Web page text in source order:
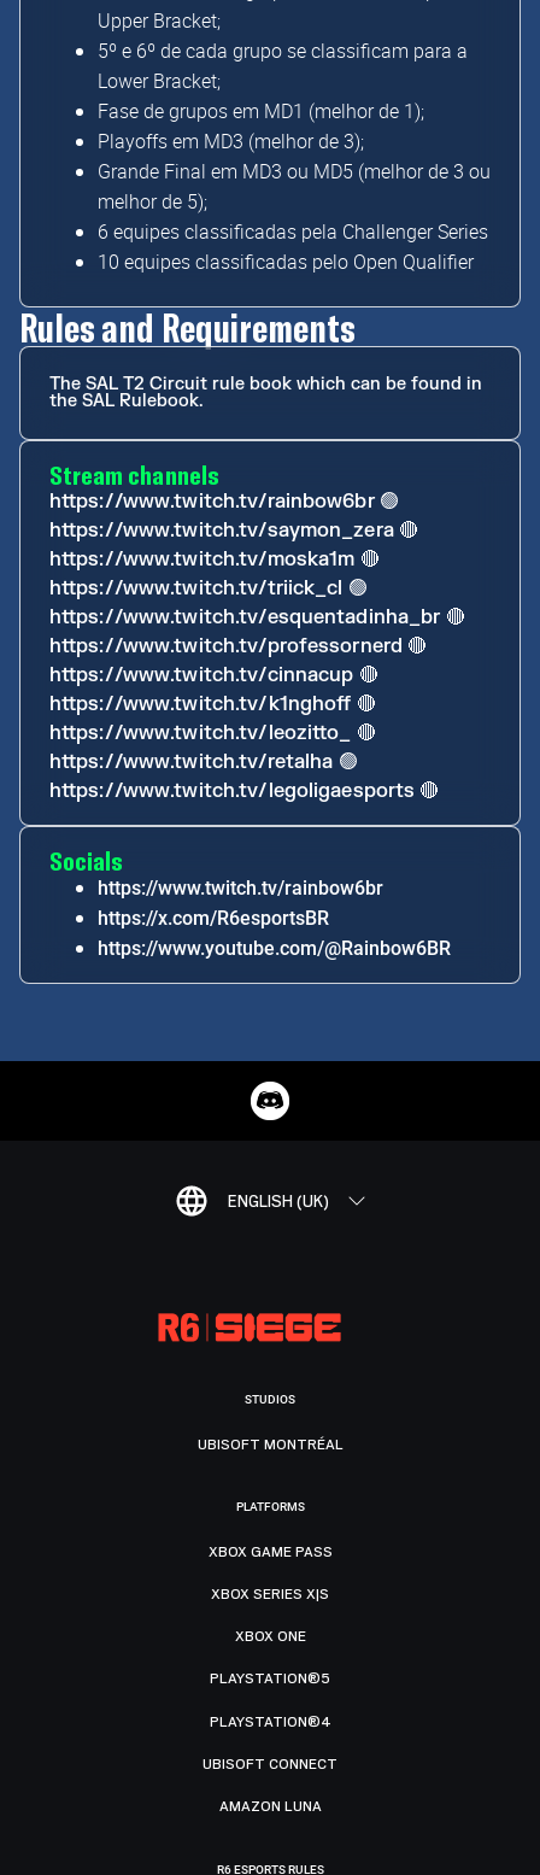
Upper Bracket;
5º e 6º de cada grupo se classificam para a
Lower Bracket;
Fase de grupos em MD1 (melhor de 1);
Playoffs em MD3 (melhor de 3);
Grande Final em MD3 ou MD5 (melhor de 3 ou
melhor de 5);
6 equipes classificadas pela Challenger Series
10 equipes classificadas pelo Open Qualifier
Rules and Requirements
The SAL T2 Circuit rule book which can be found in
the SAL Rulebook.
Stream channels
https://www.twitch.tv/rainbow6br 🟢
https://www.twitch.tv/saymon_zera 🔴
https://www.twitch.tv/moska1m 🔴
https://www.twitch.tv/triick_cl 🟢
https://www.twitch.tv/esquentadinha_br 🔴
https://www.twitch.tv/professornerd 🔴
https://www.twitch.tv/cinnacup 🔴
https://www.twitch.tv/k1nghoff 🔴
https://www.twitch.tv/leozitto_ 🔴
https://www.twitch.tv/retalha 🟢
https://www.twitch.tv/legoligaesports 🔴
Socials
https://www.twitch.tv/rainbow6br
https://x.com/R6esportsBR
https://www.youtube.com/@Rainbow6BR
ENGLISH (UK)
STUDIOS
UBISOFT MONTRÉAL
PLATFORMS
XBOX GAME PASS
XBOX SERIES X|S
XBOX ONE
PLAYSTATION®5
PLAYSTATION®4
UBISOFT CONNECT
AMAZON LUNA
R6 ESPORTS RULES